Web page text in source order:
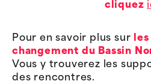
cliquez
Pour en savoir plus sur
changement du Bassin
Vous y trouverez les
des rencontres.